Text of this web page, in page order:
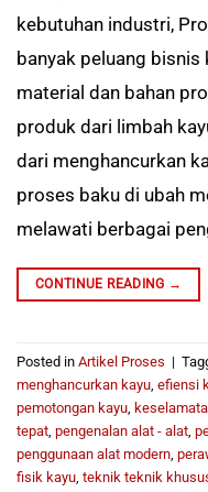
kebutuhan industri,
banyak peluang bisnis
material dan bahan
produk dari limbah
dari menghancurkan
proses baku di ubah
melawati berbagai
CONTINUE READING →
Posted in Artikel Proses |
menghancurkan kayu, efiensi
pemotongan kayu,
tepat, pengenalan alat - alat,
penggunaan alat modern,
fisik kayu, teknik teknik